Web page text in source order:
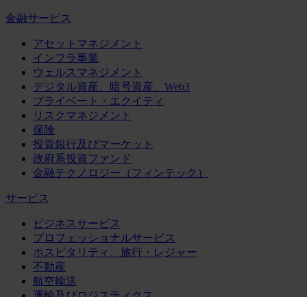
金融サービス
アセットマネジメント
インフラ事業
ウェルスマネジメント
デジタル資産、暗号資産、Web3
プライベート・エクイティ
リスクマネジメント
保険
投資銀行及びマーケット
政府系投資ファンド
金融テクノロジー（フィンテック）
サービス
ビジネスサービス
プロフェッショナルサービス
ホスピタリティ、旅行・レジャー
不動産
航空輸送